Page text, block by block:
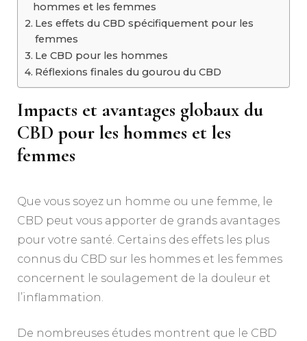
hommes et les femmes
Les effets du CBD spécifiquement pour les
femmes
Le CBD pour les hommes
Réflexions finales du gourou du CBD
Impacts et avantages globaux du
CBD pour les hommes et les
femmes
Que vous soyez un homme ou une femme, le
CBD peut vous apporter de grands avantages
pour votre santé. Certains des effets les plus
connus du CBD sur les hommes et les femmes
concernent le soulagement de la douleur et
l’inflammation.
De nombreuses études montrent que le CBD